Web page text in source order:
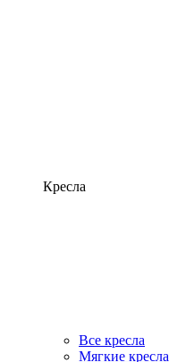
Кресла
Все кресла
Мягкие кресла